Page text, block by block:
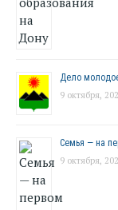
Дело
9 октября,
Семья — на
9 октября,